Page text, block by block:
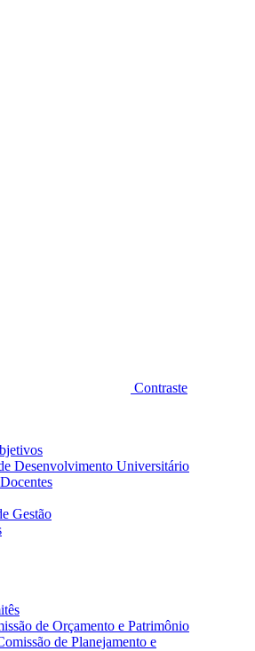
Contraste
Desenvolvimento Universitário
Gestão
de Orçamento e Patrimônio
de Planejamento e